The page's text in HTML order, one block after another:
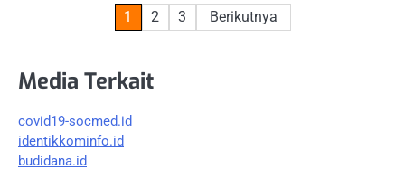
1 2 3 Berikutnya
Media Terkait
covid19-socmed.id
identikkominfo.id
budidana.id